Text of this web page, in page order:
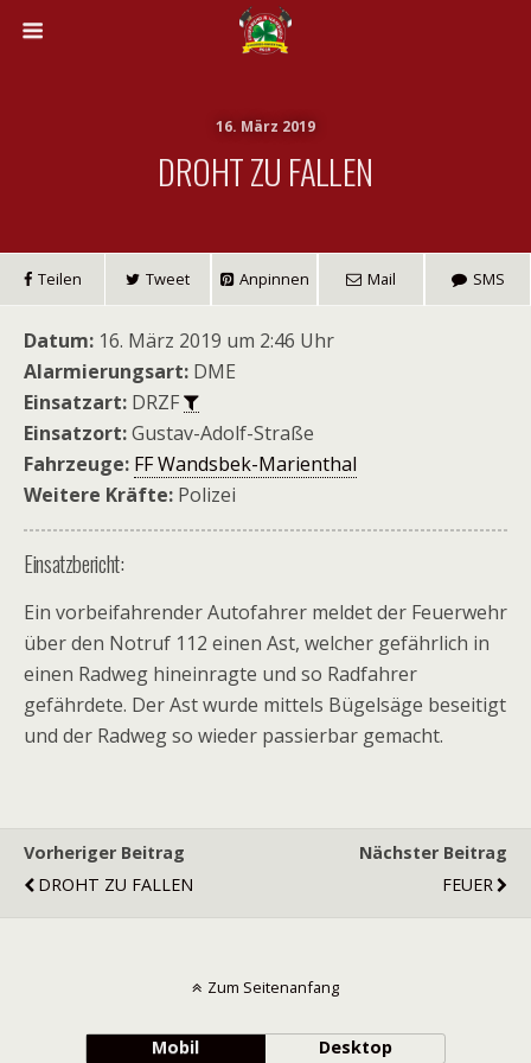
16. März 2019
DROHT ZU FALLEN
Teilen Tweet Anpinnen Mail SMS
Datum: 16. März 2019 um 2:46 Uhr
Alarmierungsart: DME
Einsatzart: DRZF
Einsatzort:Gustav-Adolf-Straße
Fahrzeuge: FF Wandsbek-Marienthal
Weitere Kräfte: Polizei
Einsatzbericht:
Ein vorbeifahrender Autofahrer meldet der Feuerwehr
über den Notruf 112 einen Ast, welcher gefährlich in
einen Radweg hineinragte und so Radfahrer
gefährdete. Der Ast wurde mittels Bügelsäge beseitigt
und der Radweg so wieder passierbar gemacht.
Vorheriger Beitrag
DROHT ZU FALLEN
Nächster Beitrag
FEUER
Zum Seitenanfang
Mobil Desktop